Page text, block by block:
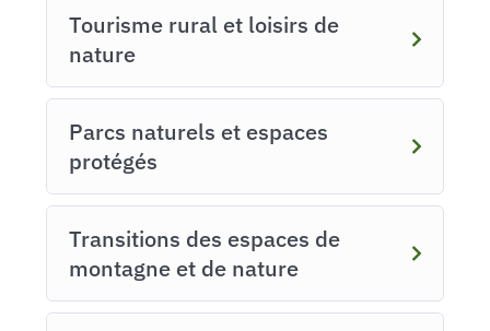
Tourisme rural et loisirs de
nature
Parcs naturels et espaces
protégés
Transitions des espaces de
montagne et de nature